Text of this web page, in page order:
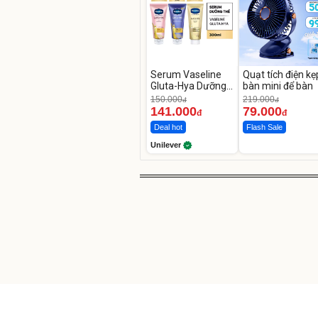
Serum Vaseline
Gluta-Hya Dưỡng
Da Sáng Mịn Sau 7
Ngày
150.000đ
141.000đ
Deal hot
Unilever
Quạt tích điện
bàn mini để bàn
219.000đ
79.000đ
Flash Sale